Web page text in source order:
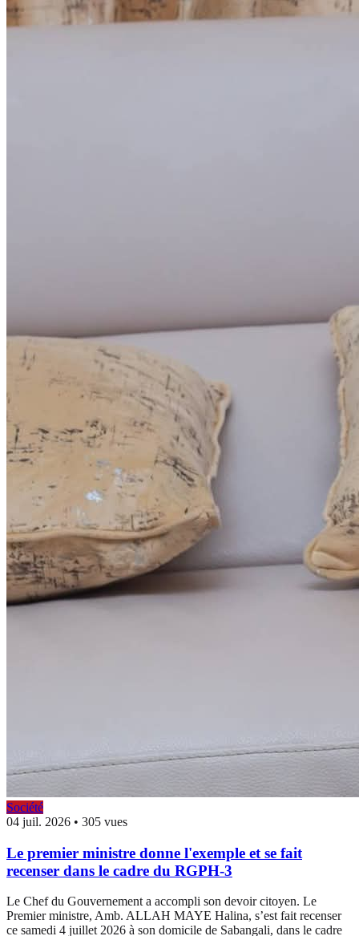
Société
04 juil. 2026 • 305 vues
Le premier ministre donne l'exemple et se fait
recenser dans le cadre du RGPH-3
Le Chef du Gouvernement a accompli son devoir citoyen. Le
Premier ministre, Amb. ALLAH MAYE Halina, s’est fait recenser
ce samedi 4 juillet 2026 à son domicile de Sabangali, dans le cadre